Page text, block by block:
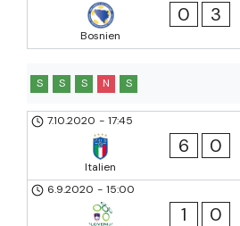
Bosnien
0 3
S S S N S
7.10.2020 - 17:45
Italien
6 0
6.9.2020 - 15:00
1 0